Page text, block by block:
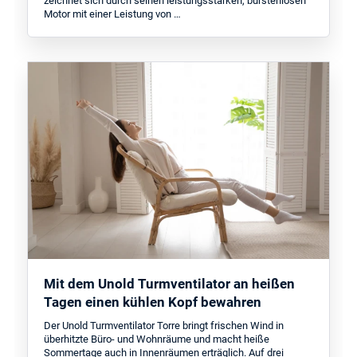
Motor mit einer Leistung von …
Mit dem Unold Turmventilator an heißen
Tagen einen kühlen Kopf bewahren
Der Unold Turmventilator Torre bringt frischen Wind in
überhitzte Büro- und Wohnräume und macht heiße
Sommertage auch in Innenräumen erträglich. Auf drei